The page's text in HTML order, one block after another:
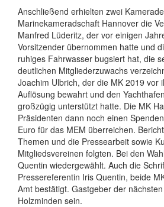
Anschließend erhielten zwei
Marinekameradschaft Hannover die
Manfred Lüderitz, der vor einigen
Vorsitzender übernommen hatte und
ruhiges Fahrwasser bugsiert hat, die
deutlichen Mitgliederzuwachs
Joachim Ulbrich, der die MK 2019 vor
Auflösung bewahrt und den
großzügig unterstützt hatte. Die MK
Präsidenten dann noch einen
Euro für das MEM überreichen.
Themen und die Pressearbeit sowie
Mitgliedsvereinen folgten. Bei den
Quentin wiedergewählt. Auch die
Pressereferentin Iris Quentin, beide
Amt bestätigt. Gastgeber der
Holzminden sein.